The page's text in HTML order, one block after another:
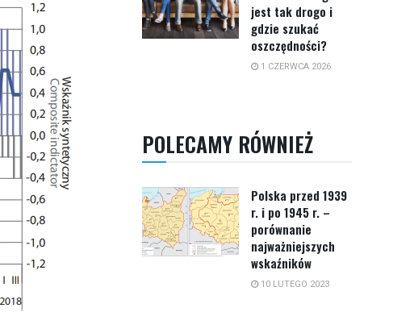
jest tak drogo i
gdzie szukać
oszczędności?
1 CZERWCA 2026
POLECAMY RÓWNIEŻ
Polska przed 1939
r. i po 1945 r. –
porównanie
najważniejszych
wskaźników
10 LUTEGO 2023